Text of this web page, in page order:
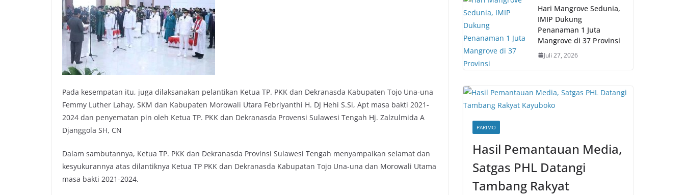
Pada kesempatan itu, juga dilaksanakan pelantikan Ketua TP. PKK dan Dekranasda Kabupaten Tojo Una-una
Femmy Luther Lahay, SKM dan Kabupaten Morowali Utara Febriyanthi H. DJ Hehi S.Si, Apt masa bakti 2021-
2024 dan penyematan pin oleh Ketua TP. PKK dan Dekranasda Provensi Sulawesi Tengah Hj. Zalzulmida A
Djanggola SH, CN
Dalam sambutannya, Ketua TP. PKK dan Dekranasda Provinsi Sulawesi Tengah menyampaikan selamat dan
kesyukurannya atas dilantiknya Ketua TP PKK dan Dekranasda Kabupatan Tojo Una-una dan Morowali Utama
masa bakti 2021-2024.
Hari Mangrove Sedunia,
IMIP Dukung
Penanaman 1 Juta
Mangrove di 37 Provinsi
Juli 27, 2026
PARIMO
Hasil Pemantauan Media,
Satgas PHL Datangi
Tambang Rakyat